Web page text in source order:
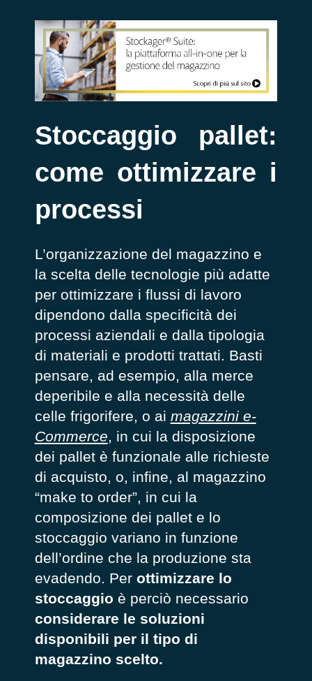
Stoccaggio pallet:
come ottimizzare i
processi
L’organizzazione del magazzino e
la scelta delle tecnologie più adatte
per ottimizzare i flussi di lavoro
dipendono dalla specificità dei
processi aziendali e dalla tipologia
di materiali e prodotti trattati. Basti
pensare, ad esempio, alla merce
deperibile e alla necessità delle
celle frigorifere, o ai magazzini e-
Commerce, in cui la disposizione
dei pallet è funzionale alle richieste
di acquisto, o, infine, al magazzino
“make to order”, in cui la
composizione dei pallet e lo
stoccaggio variano in funzione
dell’ordine che la produzione sta
evadendo. Per ottimizzare lo
stoccaggio è perciò necessario
considerare le soluzioni
disponibili per il tipo di
magazzino scelto.